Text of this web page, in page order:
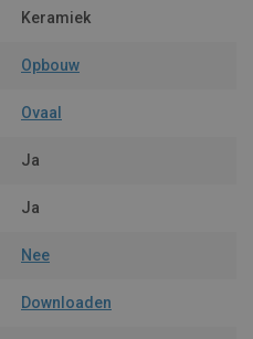
Keramiek
Opbouw
Ovaal
Ja
Ja
Nee
Downloaden